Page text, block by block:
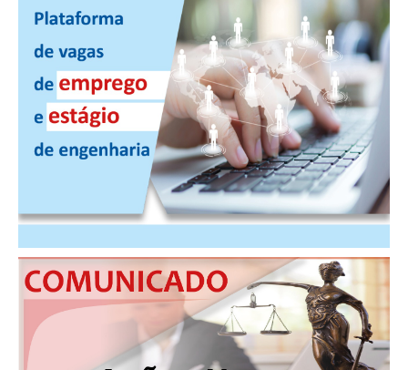
LEGISLAÇÃO
LEI 4.950-A/1966 – PISO SALARIAL
LEI 5.194/1966 – REGULAMENTAÇÃO DA PROFISSÃO
LEI 6.496/1977 – ART
RES 1.002/2002 – CÓDIGO DE ÉTICA
HOMOLOGAÇÕES
PISO SALARIAL
FIQUE POR DENTRO
OPORTUNIDADES
APRESENTAÇÃO